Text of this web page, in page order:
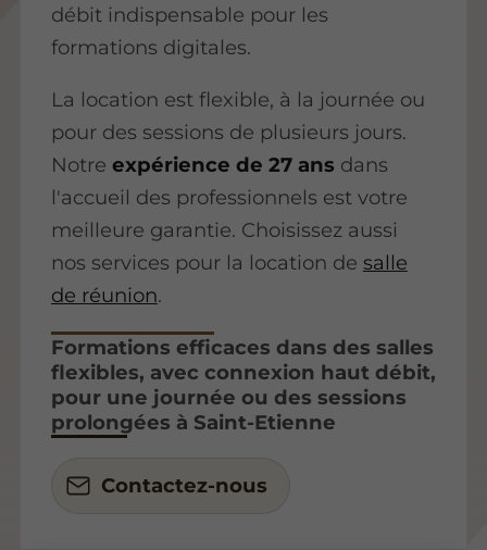
débit indispensable pour les
formations digitales.
La location est flexible, à la journée ou
pour des sessions de plusieurs jours.
Notre expérience de 27 ans dans
l'accueil des professionnels est votre
meilleure garantie. Choisissez aussi
nos services pour la location de salle
de réunion.
Formations efficaces dans des salles
flexibles, avec connexion haut débit,
pour une journée ou des sessions
prolongées à Saint-Etienne
Contactez-nous